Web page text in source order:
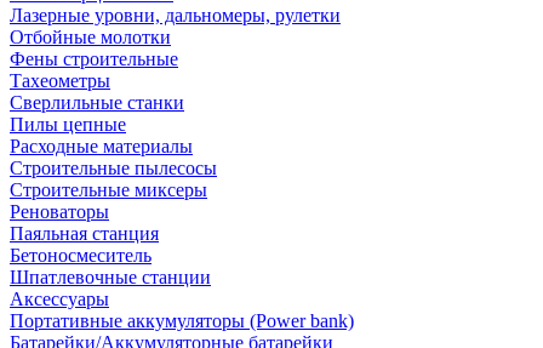
Лазерные уровни, дальномеры, рулетки
Отбойные молотки
Фены строительные
Тахеометры
Сверлильные станки
Пилы цепные
Расходные материалы
Строительные пылесосы
Строительные миксеры
Реноваторы
Паяльная станция
Бетоносмеситель
Шпатлевочные станции
Аксессуары
Портативные аккумуляторы (Power bank)
Батарейки/Аккумуляторные батарейки